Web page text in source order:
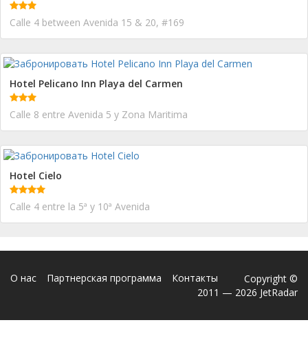
Calle 4 between Avenida 15 & 20, #169
Hotel Pelicano Inn Playa del Carmen
Calle 8 entre Avenida 5 y Zona Maritima
Hotel Cielo
Calle 4 entre la 5ª y 10ª Avenida
О нас Партнерская программа Контакты
Copyright ©
2011 — 2026 JetRadar